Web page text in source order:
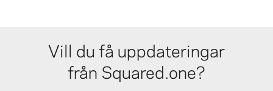
Vill du få uppdateringar
från Squared.one?